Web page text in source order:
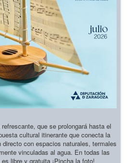
que se prolongará hasta el
cultural itinerante que conecta la
con espacios naturales, termales
vinculadas al agua. En todas las
libre y gratuita ¡Pincha la foto!